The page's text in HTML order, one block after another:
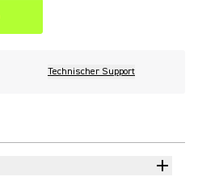
Technischer Support